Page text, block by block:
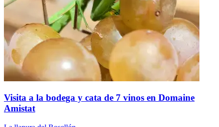
Visita a la bodega y cata de 7 vinos en Domaine
Amistat